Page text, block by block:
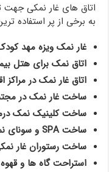
اتاق های غار نمکی جهت
به برخی از پر استفاده
غار نمک ویزه مهد
اتاق نمک برای هتل
اتاق غار نمک در مراکز
ساخت غار نمک در
ساخت کلینیک نمک
ساخت SPA و سونای نمکی
ساخت رستوران غار
استراحت گاه ها و